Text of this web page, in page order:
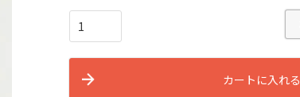
カートに入れる